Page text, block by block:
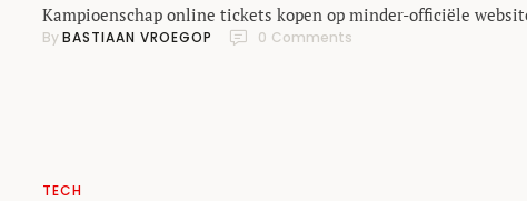
Kampioenschap online tickets kopen op minder-officiële
Het gaat daarbij vaak om doorverkoopsites, of sites die
By BASTIAAN VROEGOP 0 Comments
TECH